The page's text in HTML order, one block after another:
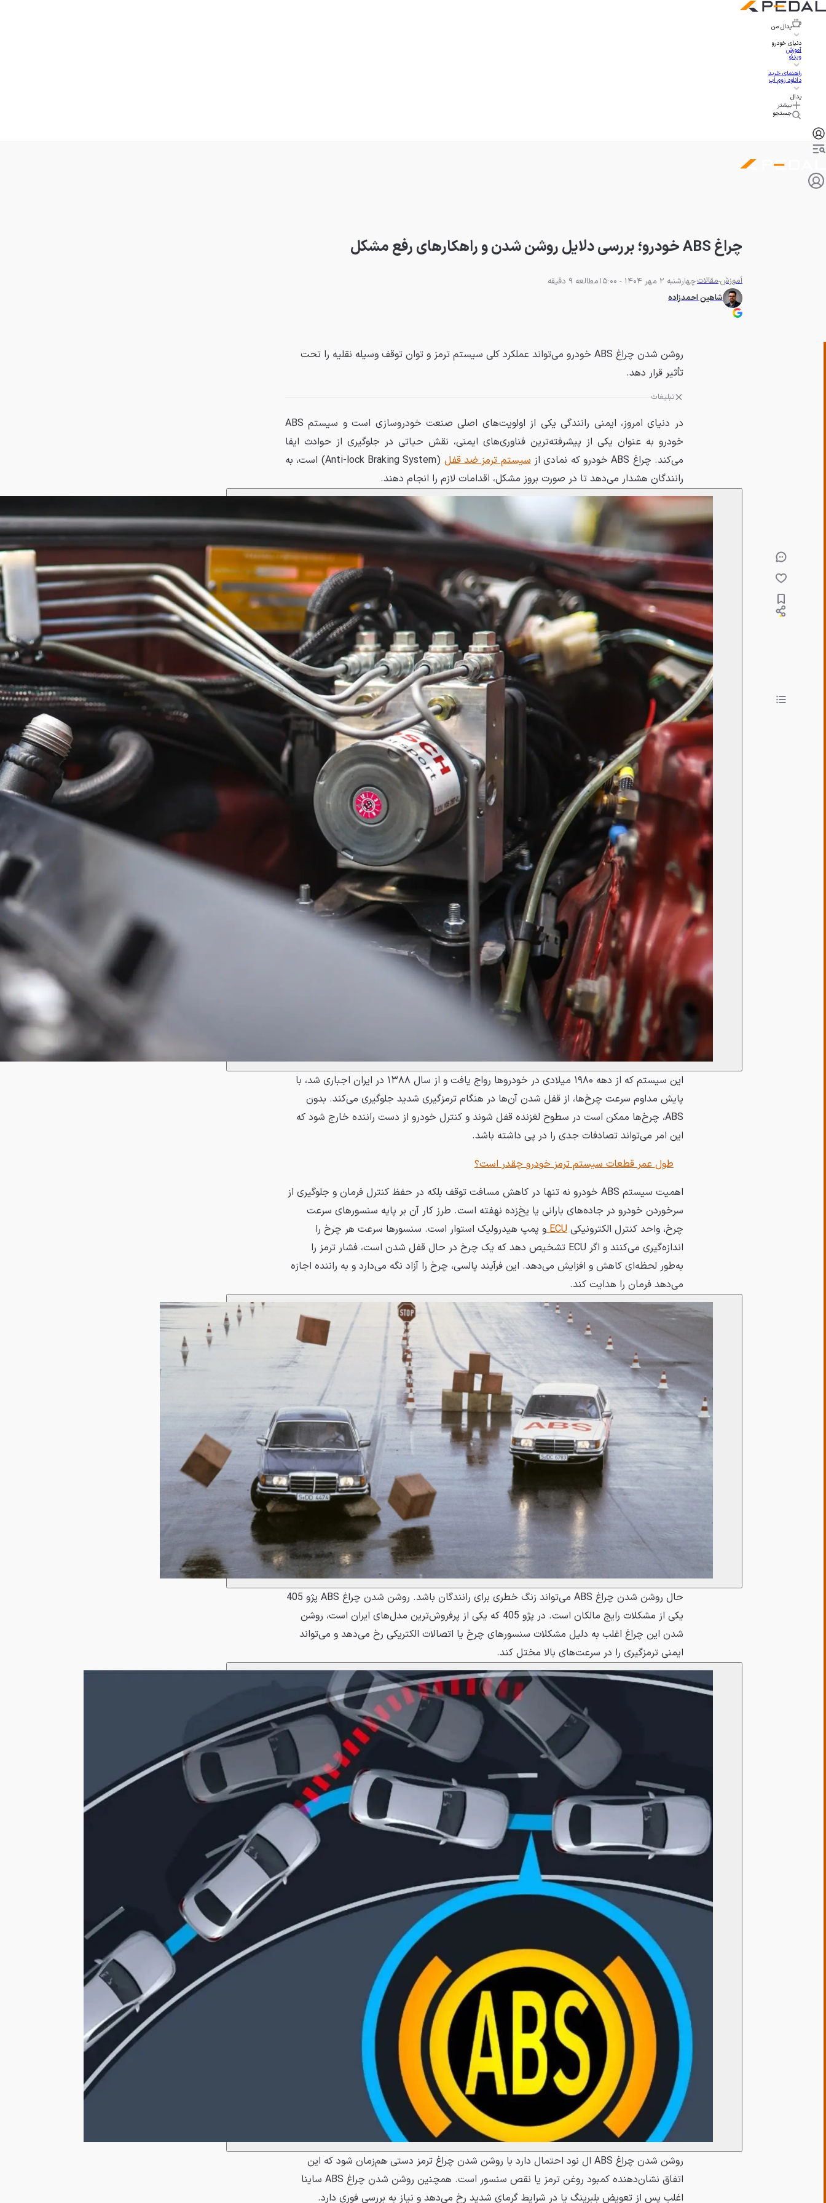
پدال من
دنیای خودرو
آموزش
ویدئو
راهنمای خرید
دانلود زوم اپ
پدال
بیشتر
جستجو
چراغ ABS خودرو؛ بررسی دلایل روشن شدن و راهکارهای رفع مشکل
آموزشمقالاتچهارشنبه 2 مهر 1404 - 15:00
مطالعه 9 دقیقه
شاهین احمدزاده
روشن شدن چراغ ABS خودرو می‌تواند عملکرد کلی سیستم ترمز و توان توقف وسیله نقلیه را تحت
تأثیر قرار دهد.
تبلیغات
در دنیای امروز، ایمنی رانندگی یکی از اولویت‌های اصلی صنعت خودروسازی است و سیستم ABS
خودرو به عنوان یکی از پیشرفته‌ترین فناوری‌های ایمنی، نقش حیاتی در جلوگیری از حوادث ایفا
می‌کند. چراغ ABS خودرو که نمادی از
سیستم ترمز ضد قفل
(Anti-lock Braking System) است، به
رانندگان هشدار می‌دهد تا در صورت بروز مشکل، اقدامات لازم را انجام دهند.
این سیستم که از دهه ۱۹۸۰ میلادی در خودروها رواج یافت و از سال ۱۳۸۸ در ایران اجباری شد، با
پایش مداوم سرعت چرخ‌ها، از قفل شدن آن‌ها در هنگام ترمزگیری شدید جلوگیری می‌کند. بدون
ABS، چرخ‌ها ممکن است در سطوح لغزنده قفل شوند و کنترل خودرو از دست راننده خارج شود که
این امر می‌تواند تصادفات جدی را در پی داشته باشد.
طول عمر قطعات سیستم ترمز خودرو چقدر است؟
اهمیت سیستم ABS خودرو نه تنها در کاهش مسافت توقف بلکه در حفظ کنترل فرمان و جلوگیری از
سرخوردن خودرو در جاده‌های بارانی یا یخ‌زده نهفته است. طرز کار آن بر پایه سنسورهای سرعت
چرخ، واحد کنترل الکترونیکیECU و پمپ هیدرولیک استوار است. سنسورها سرعت هر چرخ را
اندازه‌گیری می‌کنند و اگر ECU تشخیص دهد که یک چرخ در حال قفل شدن است، فشار ترمز را
به‌طور لحظه‌ای کاهش و افزایش می‌دهد. این فرآیند پالسی، چرخ را آزاد نگه می‌دارد و به راننده اجازه
می‌دهد فرمان را هدایت کند.
حال روشن شدن چراغ ABS می‌تواند زنگ خطری برای رانندگان باشد. روشن شدن چراغ ABS پژو 405
یکی از مشکلات رایج مالکان است. در پژو 405 که یکی از پرفروش‌ترین مدل‌های ایران است، روشن
شدن این چراغ اغلب به دلیل مشکلات سنسورهای چرخ یا اتصالات الکتریکی رخ می‌دهد و می‌تواند
ایمنی ترمزگیری را در سرعت‌های بالا مختل کند.
روشن شدن چراغ ABS ال نود احتمال دارد با روشن شدن چراغ ترمز دستی هم‌زمان شود که این
اتفاق نشان‌دهنده کمبود روغن ترمز یا نقص سنسور است. همچنین روشن شدن چراغ ABS ساینا
اغلب پس از تعویض بلبرینگ یا در شرایط گرمای شدید رخ می‌دهد و نیاز به بررسی فوری دارد.